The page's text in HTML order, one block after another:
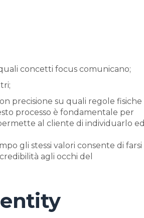
concetti focus comunicano;
precisione su quali regole fisiche
processo è fondamentale per
al cliente di individuarlo ed
gli stessi valori consente di farsi
agli occhi del